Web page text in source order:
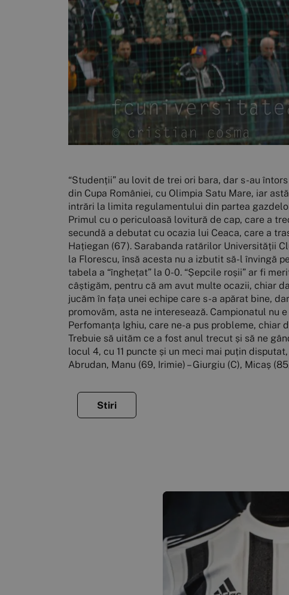
“Studenții” au lovit de trei ori bara, dar s-au
din Cupa României, cu Olimpia Satu Mare, iar
intrări la limita regulamentului din partea
Primul cu o periculoasă lovitură de cap, care a
secundă a debutat cu ocazia lui Ceaca, care a
Hațiegan (67). Sarabanda ratărilor Universității
la Florescu, însă acesta nu a izbutit să-l învingă
tabela a “înghețat” la 0-0. “Șepcile roșii” ar fi
câștigăm, pentru că am avut multe ocazii, chiar
jucăm în fața unei echipe care s-a apărat bine,
promovăm, asta ne interesează. Campionatul nu
Perfomanța Ighiu, care ne-a pus probleme,
Trebuie să uităm ce a fost anul trecut și să ne
locul 4, cu 11 puncte și un meci mai puțin
Abrudan, Manu (69, Irimie) – Giurgiu (C), Micaș
Stiri